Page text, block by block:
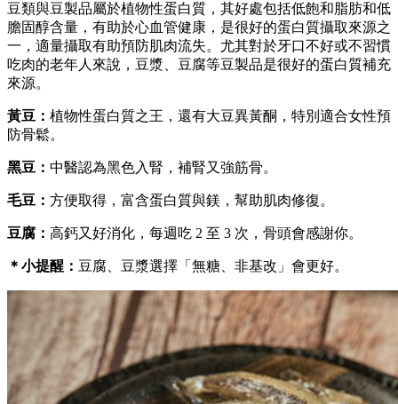
豆類與豆製品屬於植物性蛋白質，其好處包括低飽和脂肪和低
膽固醇含量，有助於心血管健康，是很好的蛋白質攝取來源之
一，適量攝取有助預防肌肉流失。尤其對於牙口不好或不習慣
吃肉的老年人來說，豆漿、豆腐等豆製品是很好的蛋白質補充
來源。
黃豆： 植物性蛋白質之王，還有大豆異黃酮，特別適合女性預
防骨鬆。
黑豆： 中醫認為黑色入腎，補腎又強筋骨。
毛豆： 方便取得，富含蛋白質與鎂，幫助肌肉修復。
豆腐： 高鈣又好消化，每週吃 2 至 3 次，骨頭會感謝你。
＊小提醒： 豆腐、豆漿選擇「無糖、非基改」會更好。